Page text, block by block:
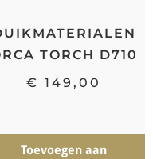
TORCH D710
€ 149,00
Toevoegen aan